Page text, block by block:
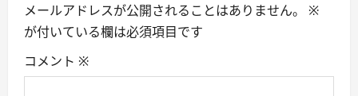
i
g
a
メールアドレスが公開されることはありません。
※
が付いている欄は必須項目です
コメント ※